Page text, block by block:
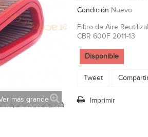
más grande
Condición Nuevo
Filtro de Aire
CBR 600F 2011-13
Disponible
Tweet
Imprimir